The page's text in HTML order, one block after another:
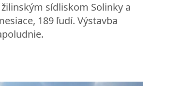
sídliskom Solinky a
189 ľudí. Výstavba